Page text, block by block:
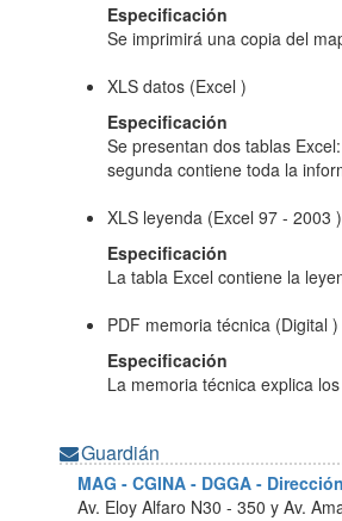
Especificación
Se imprimirá una copia del
XLS datos (Excel )
Especificación
Se presentan dos tablas
segunda contiene toda la
XLS leyenda (Excel 97 - 2003 )
Especificación
La tabla Excel contiene la
PDF memoria técnica (Digital )
Especificación
La memoria técnica explica
Guardián
MAG - CGINA - DGGA -
Av. Eloy Alfaro N30 - 350 y Av.